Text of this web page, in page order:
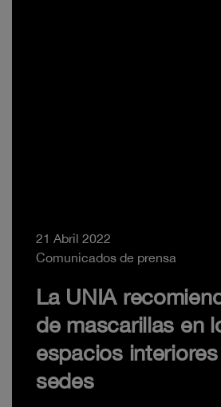
21 Abril 2022
Comunicados de prensa
La UNIA
de mascarillas en
espacios
sedes